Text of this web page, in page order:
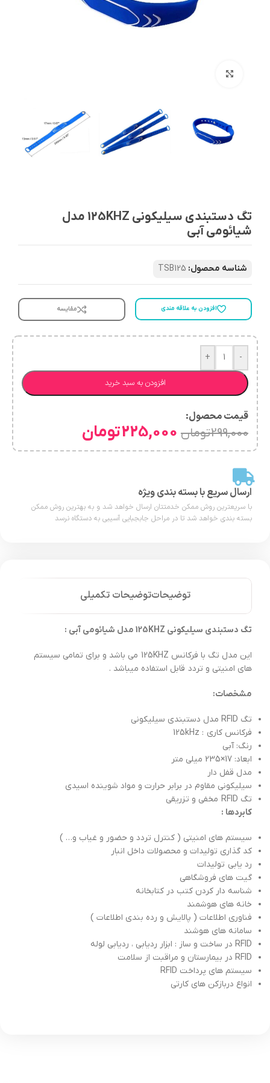
تگ دستبندی سیلیکونی 125KHZ مدل
شیائومی آبی
شناسه محصول: TSB125
افزودن به علاقه مندی مقایسه
-
+
افزودن به سبد خرید
قیمت محصول:​
299,000تومان 225,000تومان
ارسال سریع با بسته بندی ویژه
با سریعترین روش ممکن خدمتتان ارسال خواهد شد و به بهترین روش ممکن
بسته بندی خواهد شد تا در مراحل جابجبایی آسیبی به دستگاه نرسد
توضیحاتتوضیحات تکمیلی
تگ دستبندی سیلیکونی 125KHZ مدل شیائومی آبی :
این مدل تگ با فرکانس 125KHZ می باشد و برای تمامی سیستم
های امنیتی و تردد قابل استفاده میباشد .
مشخصات:
تگ RFID مدل دستبندی سیلیکونی
فرکانس کاری : 125kHz
رنگ: آبی
ابعاد: 17×235 میلی متر
مدل قفل دار
سیلیکونی مقاوم در برابر حرارت و مواد شوینده اسیدی
تگ RFID مخفی و تزریقی
کابردها :
سیستم های امنیتی ( کنترل تردد و حضور و غیاب و… )
کد گذاری تولیدات و محصولات داخل انبار
رد یابی تولیدات
گیت های فروشگاهی
شناسه دار کردن کتب در کتابخانه
خانه های هوشمند
فناوری اطلاعات ( پالایش و رده بندی اطلاعات )
سامانه های هوشند
RFID در ساخت و ساز : ابزار ردیابی ، ردیابی لوله
RFID در بیمارستان و مراقبت از سلامت
سیستم های پرداخت RFID
انواع دربازکن های کارتی